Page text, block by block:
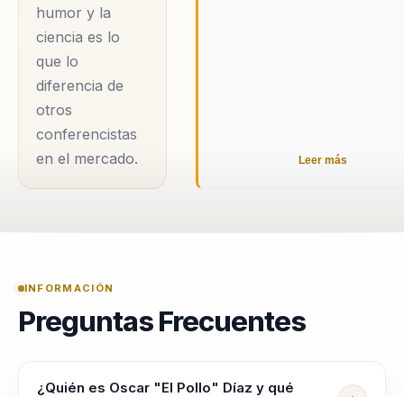
elevar el criterio de
liderazgo dentro de
sus filas. Su
capacidad para
combinar la
humor y la
ciencia es lo
que lo
diferencia de
otros
conferencistas
en el mercado.
Leer más
INFORMACIÓN
Preguntas Frecuentes
¿Quién es Oscar "El Pollo" Díaz y qué